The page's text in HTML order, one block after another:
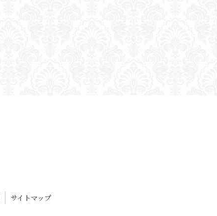
サイトマップ